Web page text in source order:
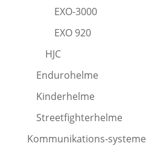
EXO-3000
EXO 920
HJC
Endurohelme
Kinderhelme
Streetfighterhelme
Kommunikations-systeme